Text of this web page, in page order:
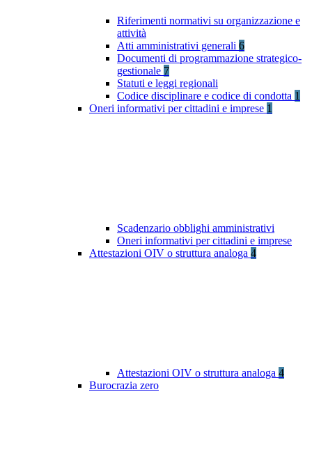
Riferimenti normativi su organizzazione e
attività
Atti amministrativi generali 6
Documenti di programmazione strategico-
gestionale 7
Statuti e leggi regionali
Codice disciplinare e codice di condotta 1
Oneri informativi per cittadini e imprese 1
Scadenzario obblighi amministrativi
Oneri informativi per cittadini e imprese
Attestazioni OIV o struttura analoga 4
Attestazioni OIV o struttura analoga 4
Burocrazia zero